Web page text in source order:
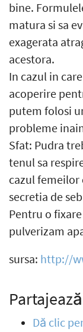
bine.
matura si sa
exagerata
acestora.
In cazul in
acoperire
putem folosi
probleme
Sfat: Pudra
tenul sa
cazul femeilor
secretia de
Pentru o
pulverizam
sursa: http://
Dă clic